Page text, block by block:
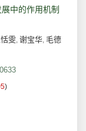
中的作用机制
雯, 谢宝华, 毛德
)